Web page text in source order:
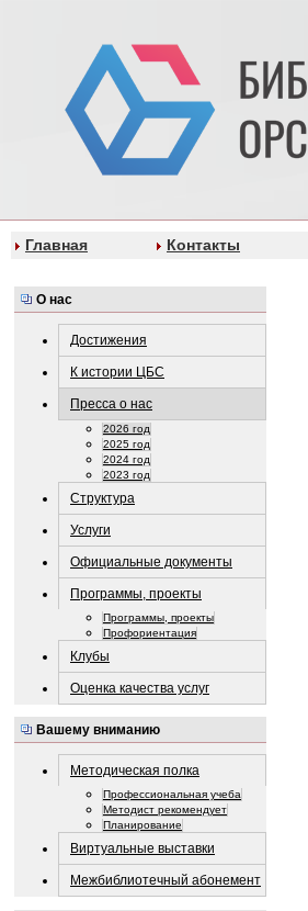
Главная Контакты
О нас
Достижения
К истории ЦБС
Пресса о нас
2026 год
2025 год
2024 год
2023 год
Структура
Услуги
Официальные документы
Программы, проекты
Программы, проекты
Профориентация
Клубы
Оценка качества услуг
Вашему вниманию
Методическая полка
Профессиональная учеба
Методист рекомендует
Планирование
Виртуальные выставки
Межбиблиотечный абонемент